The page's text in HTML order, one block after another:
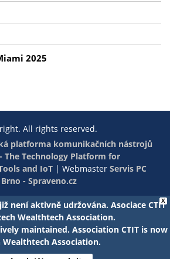
2025
All rights reserved.
platforma komunikačních nástrojů
The Technology Platform for
and IoT | Webmaster Servis PC
Brno - Spraveno.cz
X
není aktivně udržována. Asociace CTIT
Wealthtech Association.
maintained. Association CTIT is now
Wealthtech Association.